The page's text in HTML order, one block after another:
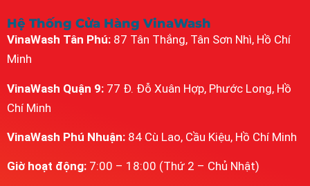
Hệ Thống Cửa Hàng VinaWash
VinaWash Tân Phú: 87 Tân Thắng, Tân Sơn Nhì, Hồ Chí
Minh
VinaWash Quận 9: 77 Đ. Đỗ Xuân Hợp, Phước Long, Hồ
Chí Minh
VinaWash Phú Nhuận: 84 Cù Lao, Cầu Kiệu, Hồ Chí Minh
Giờ hoạt động: 7:00 – 18:00 (Thứ 2 – Chủ Nhật)